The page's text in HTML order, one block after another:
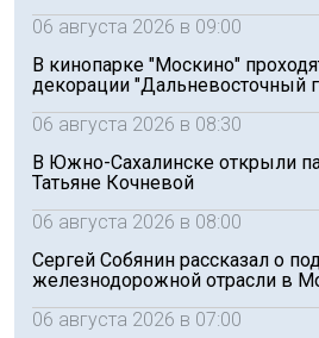
06 августа 2026 в 09:00
В кинопарке "Москино"
декорации "Дальневосточный
06 августа 2026 в 08:30
В Южно-Сахалинске открыли
Татьяне Кочневой
06 августа 2026 в 08:00
Сергей Собянин рассказал о
железнодорожной отрасли в
06 августа 2026 в 07:00